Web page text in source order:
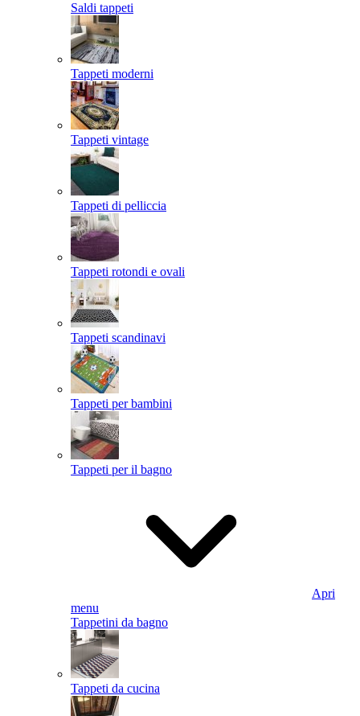
Saldi tappeti
Tappeti moderni
Tappeti vintage
Tappeti di pelliccia
Tappeti rotondi e ovali
Tappeti scandinavi
Tappeti per bambini
Tappeti per il bagno
Apri
menu
Tappetini da bagno
Tappeti da cucina